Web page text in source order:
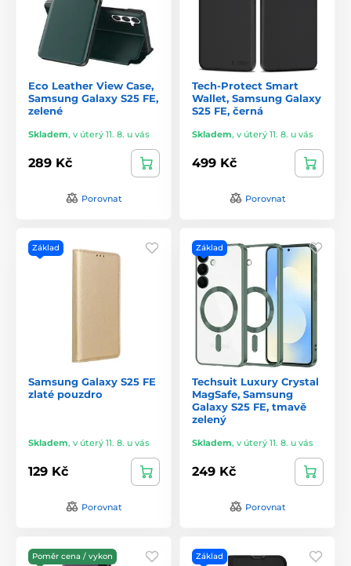
Eco Leather View Case,
Samsung Galaxy S25 FE,
zelené
Skladem, v úterý 11. 8. u vás
289 Kč
Porovnat
Tech-Protect Smart
Wallet, Samsung Galaxy
S25 FE, černá
Skladem, v úterý 11. 8. u vás
499 Kč
Porovnat
Základ
Samsung Galaxy S25 FE
zlaté pouzdro
Skladem, v úterý 11. 8. u vás
129 Kč
Porovnat
Základ
Techsuit Luxury Crystal
MagSafe, Samsung
Galaxy S25 FE, tmavě
zelený
Skladem, v úterý 11. 8. u vás
249 Kč
Porovnat
Poměr cena / vykon Základ